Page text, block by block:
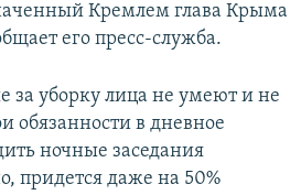
Кремлем глава Крыма
его пресс-служба.
за уборку лица не умеют и не
обязанности в дневное
ночные заседания
придется даже на 50%